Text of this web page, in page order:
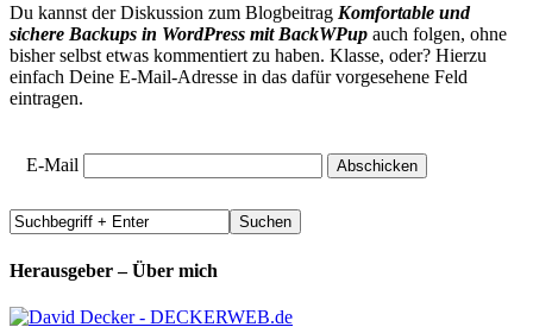
Du kannst der Diskussion zum Blogbeitrag Komfortable und
sichere Backups in WordPress mit BackWPup auch folgen, ohne
bisher selbst etwas kommentiert zu haben. Klasse, oder? Hierzu
einfach Deine E-Mail-Adresse in das dafür vorgesehene Feld
eintragen.
E-Mail
Herausgeber – Über mich